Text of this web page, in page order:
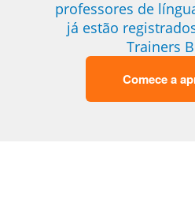
professores de
já estão
Trainers
Comece a